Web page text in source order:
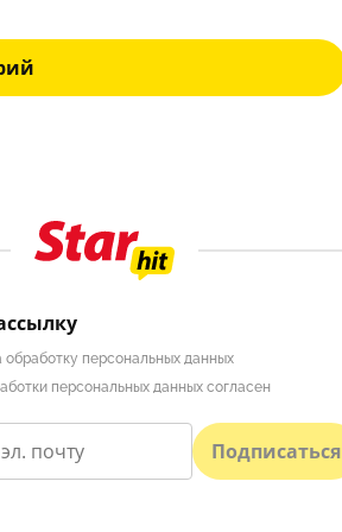
персональных данных
персональных данных согласен
Подписаться